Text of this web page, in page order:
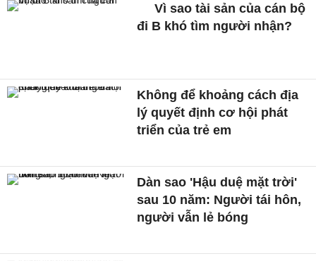
Vì sao tài sản của cán bộ
đi B khó tìm người nhận?
Không để khoảng cách địa
lý quyết định cơ hội phát
triển của trẻ em
Dàn sao 'Hậu duệ mặt trời'
sau 10 năm: Người tái hôn,
người vẫn lẻ bóng